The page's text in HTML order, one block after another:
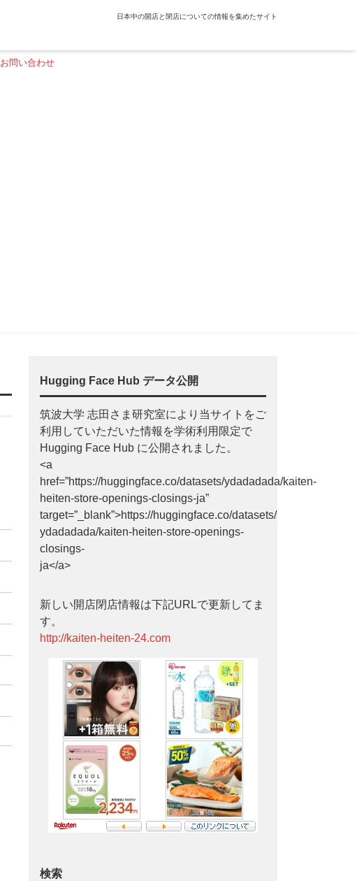
日本中の開店と閉店についての情報を集めたサイト
お問い合わせ
Hugging Face Hub データ公開
筑波大学 志田さま研究室により当サイトをご
利用していただいた情報を学術利用限定で
Hugging Face Hub に公開されました。
<a
href=”https://huggingface.co/datasets/ydadadada/kaiten-
heiten-store-openings-closings-ja”
target=”_blank”>https://huggingface.co/datasets/
ydadadada/kaiten-heiten-store-openings-
closings-
ja</a>
新しい開店閉店情報は下記URLで更新してま
す。
http://kaiten-heiten-24.com
検索